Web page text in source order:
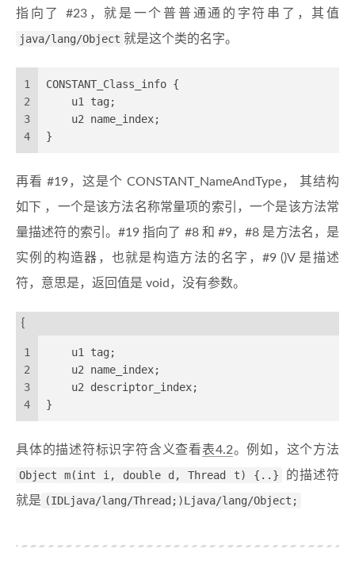
指向了 #23，就是一个普普通通的字符串了，其值
java/lang/Object 就是这个类的名字。
1
2
3
4
CONSTANT_Class_info {
    u1 tag;
    u2 name_index;
}
再看 #19，这是个 CONSTANT_NameAndType， 其结构
如下 ，一个是该方法名称常量项的索引，一个是该方法常
量描述符的索引。#19 指向了 #8 和 #9，#8 是方法名，是
实例的构造器，也就是构造方法的名字，#9 ()V 是描述
符，意思是，返回值是 void，没有参数。
{
1
2
3
4
    u1 tag;
    u2 name_index;
    u2 descriptor_index;
}
具体的描述符标识字符含义查看表4.2。例如，这个方法
Object m(int i, double d, Thread t) {..}
的描述符
就是 (IDLjava/lang/Thread;)Ljava/lang/Object;